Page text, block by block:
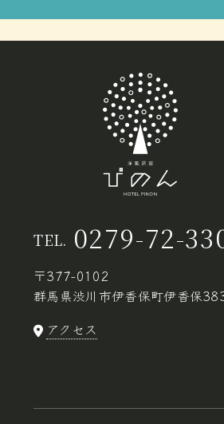
TEL. 0279-72-
〒377-0102
群馬県渋川市伊香保町伊香保
アクセス